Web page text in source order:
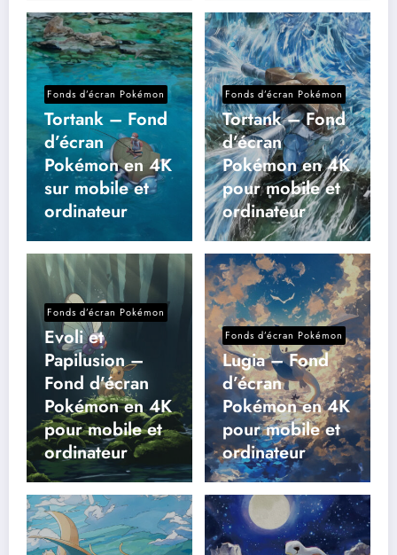
Fonds d’écran Pokémon
Tortank – Fond
d’écran
Pokémon en 4K
sur mobile et
ordinateur
Fonds d’écran Pokémon
Tortank – Fond
d’écran
Pokémon en 4K
pour mobile et
ordinateur
Fonds d’écran Pokémon
Evoli et
Papilusion –
Fond d’écran
Pokémon en 4K
pour mobile et
ordinateur
Fonds d’écran Pokémon
Lugia – Fond
d’écran
Pokémon en 4K
pour mobile et
ordinateur